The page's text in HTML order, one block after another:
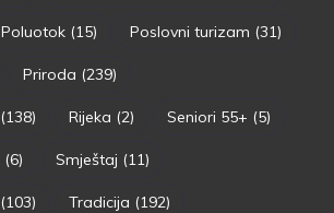
Poluotok (15) Poslovni turizam (31)
Priroda (239)
(138) Rijeka (2) Seniori 55+ (5)
(6) Smještaj (11)
(103) Tradicija (192)